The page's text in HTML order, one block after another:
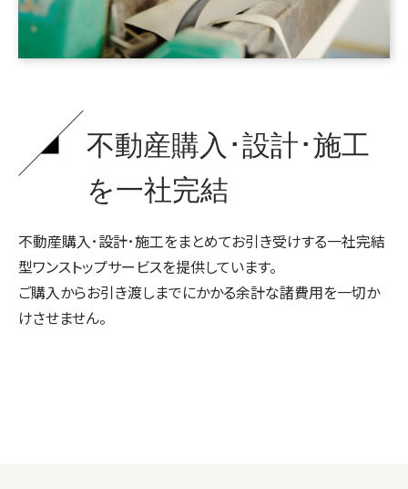
不動産購入･設計･施工
を一社完結
不動産購入･設計･施工をまとめてお引き受けする一社完結
型ワンストップサービスを提供しています。
ご購入からお引き渡しまでにかかる余計な諸費用を一切か
けさせません。